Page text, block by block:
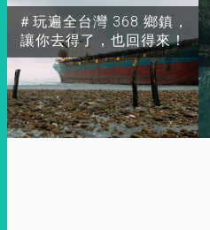
＃玩遍全台灣 368 鄉鎮，
讓你去得了，也回得來！